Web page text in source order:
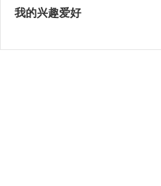
我的兴趣爱好